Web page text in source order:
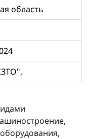
область